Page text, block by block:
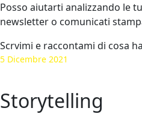
Posso aiutarti analizzando le
newsletter o comunicati
Scrvimi e raccontami di cosa
5 Dicembre 2021
Storytelling